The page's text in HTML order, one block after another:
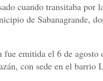
cuando transitaba por
de Sabanagrande,
fue emitida el 6 de
con sede en el barrio